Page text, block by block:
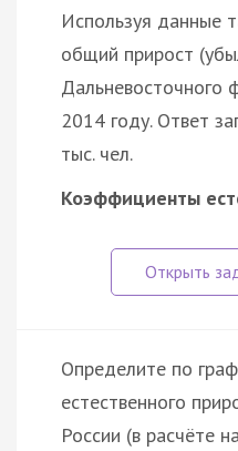
Используя данные
общий прирост
Дальневосточного
2014 году. Ответ
тыс. чел.
Коэффициенты
Определите по
естественного
России (в расчёте